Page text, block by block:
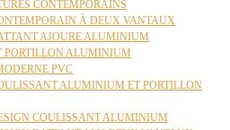
CONTEMPORAINS
À DEUX VANTAUX
AJOURE ALUMINIUM
PORTILLON ALUMINIUM
PVC
ALUMINIUM ET PORTILLON
COULISSANT ALUMINIUM